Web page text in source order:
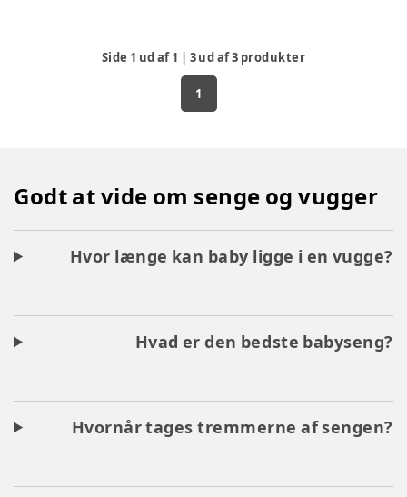
Side 1 ud af1 | 3ud af3 produkter
1
Godt at vide om senge og vugger
Hvor længe kan baby ligge i en vugge?
Hvad er den bedste babyseng?
Hvornår tages tremmerne af sengen?